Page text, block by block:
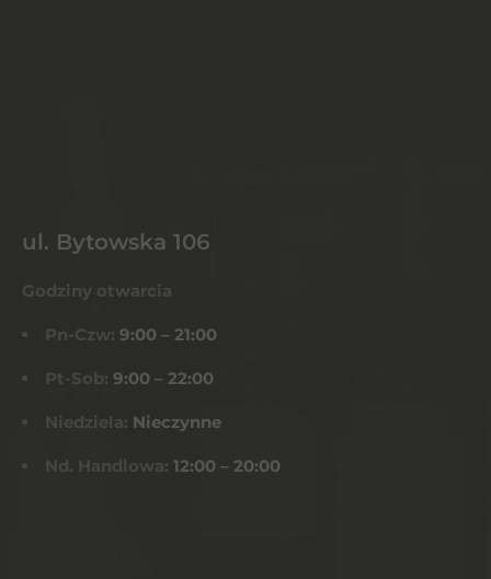
ul. Bytowska 106
Godziny otwarcia
Pn-Czw: 9:00 – 21:00
Pt-Sob: 9:00 – 22:00
Niedziela: Nieczynne
Nd. Handlowa: 12:00 – 20:00